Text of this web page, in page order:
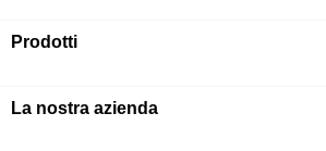
Prodotti
La nostra azienda